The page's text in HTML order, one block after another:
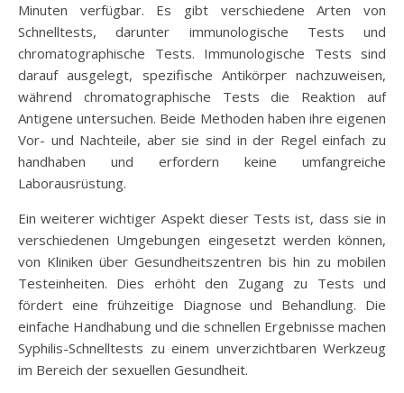
Minuten verfügbar. Es gibt verschiedene Arten von
Schnelltests, darunter immunologische Tests und
chromatographische Tests. Immunologische Tests sind
darauf ausgelegt, spezifische Antikörper nachzuweisen,
während chromatographische Tests die Reaktion auf
Antigene untersuchen. Beide Methoden haben ihre eigenen
Vor- und Nachteile, aber sie sind in der Regel einfach zu
handhaben und erfordern keine umfangreiche
Laborausrüstung.
Ein weiterer wichtiger Aspekt dieser Tests ist, dass sie in
verschiedenen Umgebungen eingesetzt werden können,
von Kliniken über Gesundheitszentren bis hin zu mobilen
Testeinheiten. Dies erhöht den Zugang zu Tests und
fördert eine frühzeitige Diagnose und Behandlung. Die
einfache Handhabung und die schnellen Ergebnisse machen
Syphilis-Schnelltests zu einem unverzichtbaren Werkzeug
im Bereich der sexuellen Gesundheit.